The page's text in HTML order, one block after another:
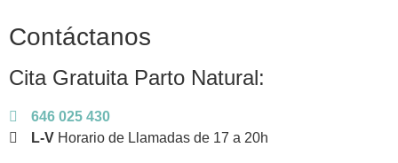
Contáctanos
Cita Gratuita Parto Natural:
646 025 430
L-V Horario de Llamadas de 17 a 20h